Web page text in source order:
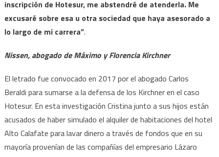
inscripción de Hotesur, me abstendré de atenderla. Me
excusaré sobre esa u otra sociedad que haya asesorado a
lo largo de mi carrera”.
Nissen, abogado de Máximo y Florencia Kirchner
El letrado fue convocado en 2017 por el abogado Carlos
Beraldi para sumarse a la defensa de los Kirchner en el caso
Hotesur. En esta investigación Cristina junto a sus hijos están
acusados de haber simulado el alquiler de habitaciones del hotel
Alto Calafate para lavar dinero a través de fondos que en su
mayoría provenían de las compañías del empresario Lázaro